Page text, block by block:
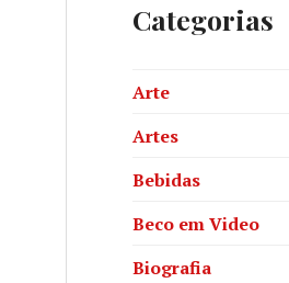
Categorias
Arte
Artes
Bebidas
Beco em Video
Biografia